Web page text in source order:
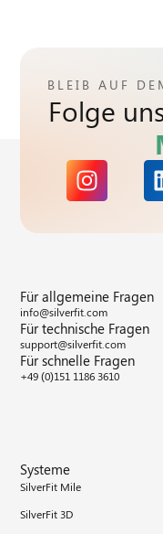
BLEIB AUF
Folge
Für allgemeine Fragen
info@silverfit.com
Für technische Fragen
support@silverfit.com
Für schnelle Fragen
+49 (0)151 1186 3610
Systeme
SilverFit Mile
SilverFit 3D